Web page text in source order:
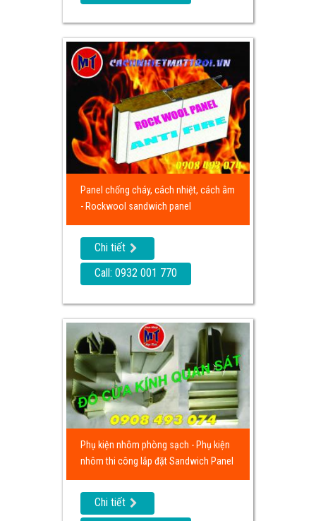
Panel chống cháy, cách nhiệt, cách âm
- Rockwool sandwich panel
Chi tiết
Call: 0932 001 770
Phụ kiện nhôm phòng sạch - Phụ kiện
nhôm thi công lắp đặt Sandwich Panel
Chi tiết